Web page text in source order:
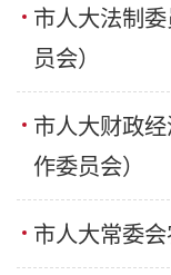
市人大法制
员会）
市人大财政
作委员会）
市人大常委